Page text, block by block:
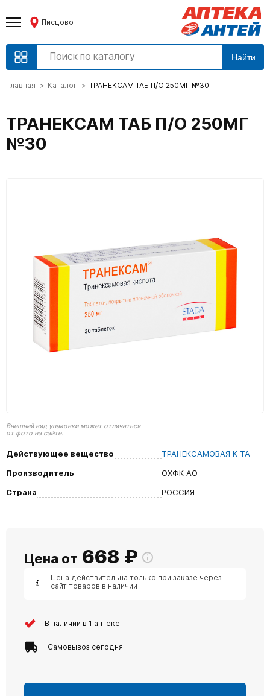
Писцово
Найти
Главная Каталог ТРАНЕКСАМ ТАБ П/О 250МГ №30
ТРАНЕКСАМ ТАБ П/О 250МГ
№30
Внешний вид упаковки может отличаться
от фото на сайте.
Действующее вещество
ТРАНЕКСАМОВАЯ К-ТА
Производитель
ОХФК АО
Страна
РОССИЯ
Цена от 668 ₽
Цена действительна только при заказе через
сайт товаров в наличии
В наличии в 1 аптеке
Самовывоз сегодня